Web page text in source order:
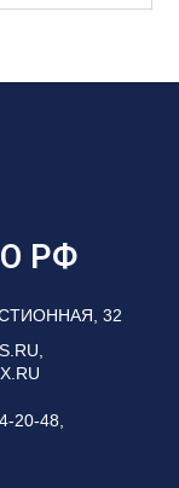
РФ
32
20-48,